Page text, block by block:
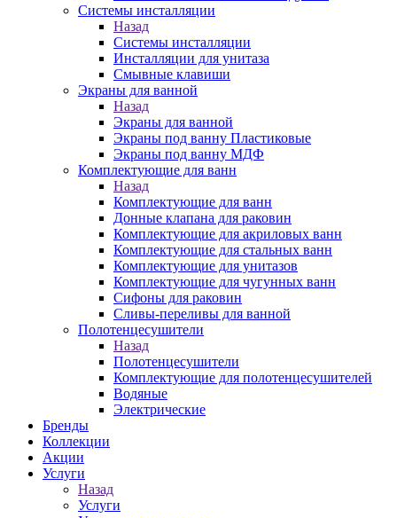
Системы инсталляции
Назад
Системы инсталляции
Инсталляции для унитаза
Смывные клавиши
Экраны для ванной
Назад
Экраны для ванной
Экраны под ванну Пластиковые
Экраны под ванну МДФ
Комплектующие для ванн
Назад
Комплектующие для ванн
Донные клапана для раковин
Комплектующие для акриловых ванн
Комплектующие для стальных ванн
Комплектующие для унитазов
Комплектующие для чугунных ванн
Сифоны для раковин
Сливы-переливы для ванной
Полотенцесушители
Назад
Полотенцесушители
Комплектующие для полотенцесушителей
Водяные
Электрические
Бренды
Коллекции
Акции
Услуги
Назад
Услуги